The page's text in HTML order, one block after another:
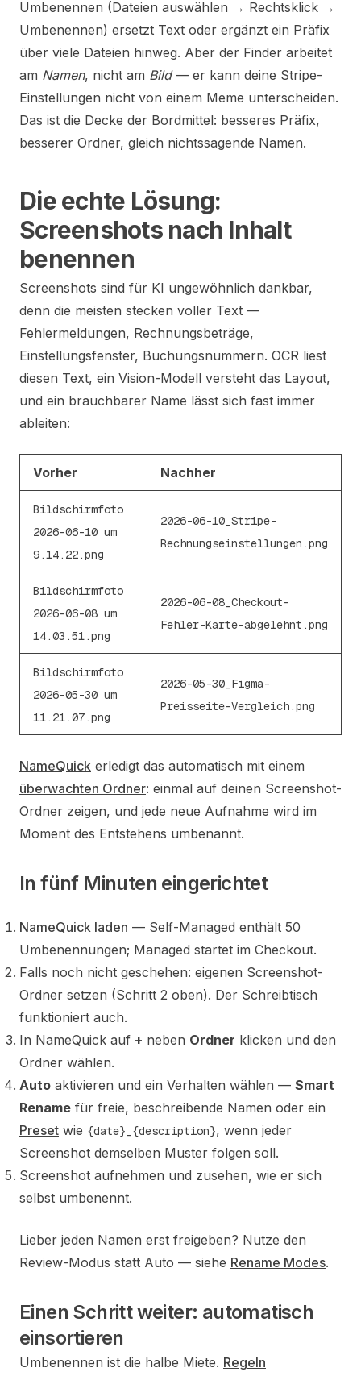
Umbenennen (Dateien auswählen → Rechtsklick →
Umbenennen) ersetzt Text oder ergänzt ein Präfix
über viele Dateien hinweg. Aber der Finder arbeitet
am Namen, nicht am Bild— er kann deine Stripe-
Einstellungen nicht von einem Meme unterscheiden.
Das ist die Decke der Bordmittel: besseres Präfix,
besserer Ordner, gleich nichtssagende Namen.
Die echte Lösung:
Screenshots nach Inhalt
benennen
Screenshots sind für KI ungewöhnlich dankbar,
denn die meisten stecken voller Text —
Fehlermeldungen, Rechnungsbeträge,
Einstellungsfenster, Buchungsnummern. OCR liest
diesen Text, ein Vision-Modell versteht das Layout,
und ein brauchbarer Name lässt sich fast immer
ableiten:
Vorher Nachher
Bildschirmfoto
2026-06-10 um
9.14.22.png
2026-06-10_Stripe-
Rechnungseinstellungen.png
Bildschirmfoto
2026-06-08 um
14.03.51.png
2026-06-08_Checkout-
Fehler-Karte-abgelehnt.png
Bildschirmfoto
2026-05-30 um
11.21.07.png
2026-05-30_Figma-
Preisseite-Vergleich.png
NameQuick erledigt das automatisch mit einem
überwachten Ordner: einmal auf deinen Screenshot-
Ordner zeigen, und jede neue Aufnahme wird im
Moment des Entstehens umbenannt.
In fünf Minuten eingerichtet
NameQuick laden — Self-Managed enthält 50
Umbenennungen; Managed startet im Checkout.
Falls noch nicht geschehen: eigenen Screenshot-
Ordner setzen (Schritt 2 oben). Der Schreibtisch
funktioniert auch.
In NameQuick auf + neben Ordner klicken und den
Ordner wählen.
Auto aktivieren und ein Verhalten wählen — Smart
Rename für freie, beschreibende Namen oder ein
Preset wie {date}_{description}, wenn jeder
Screenshot demselben Muster folgen soll.
Screenshot aufnehmen und zusehen, wie er sich
selbst umbenennt.
Lieber jeden Namen erst freigeben? Nutze den
Review-Modus statt Auto — siehe Rename Modes.
Einen Schritt weiter: automatisch
einsortieren
Umbenennen ist die halbe Miete. Regeln